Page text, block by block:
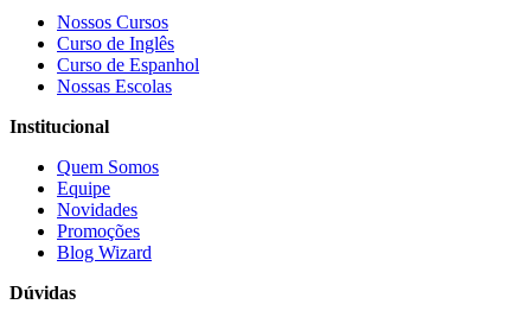
Nossos Cursos
Curso de Inglês
Curso de Espanhol
Nossas Escolas
Institucional
Quem Somos
Equipe
Novidades
Promoções
Blog Wizard
Dúvidas